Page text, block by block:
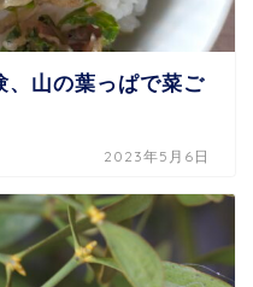
、山の葉っぱで菜ご
2023年5月6日